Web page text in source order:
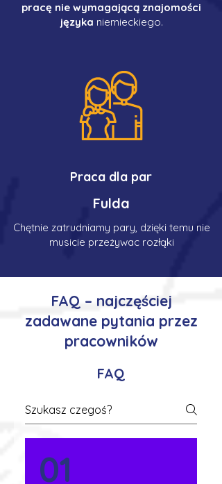
pracę nie wymagającą znajomości
języka niemieckiego.
Praca dla par
Fulda
Chętnie zatrudniamy pary, dzięki temu nie
musicie przeżywac rozłąki
FAQ – najczęściej
zadawane pytania przez
pracowników
FAQ
01